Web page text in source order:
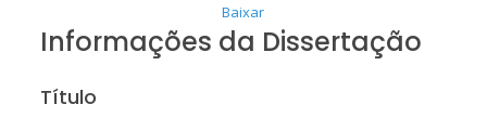
Baixar
Informações da Dissertação
Título